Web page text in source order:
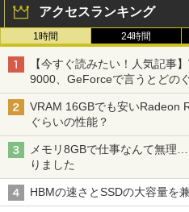
【最新
Core i5
インチ メ
ライブ
搭載 NEC
￥27,800
レスイヤホ
リング ANC
￥3,480
アクセスランキング
1時間 24時間
【今すぐ読みたい！人気記事
9000、GeForceで言うとどの
VRAM 16GBでも安いRadeon
ぐらいの性能？
メモリ8GBで仕事なんて無理
りました
HBMの速さとSSDの大容量を